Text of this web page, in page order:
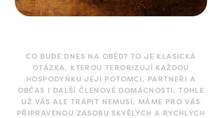
CO BUDE DNES NA OBĚD? TO JE KLASICKÁ
OTÁZKA, KTEROU TERORIZUJÍ KAŽDOU
HOSPODYŇKU JEJÍ POTOMCI, PARTNEŘI A
OBČAS I DALŠÍ ČLENOVÉ DOMÁCNOSTI. TOHLE
UŽ VÁS ALE TRÁPIT NEMUSÍ, MÁME PRO VÁS
PŘIPRAVENOU ZÁSOBU SKVĚLÝCH A RYCHLÝCH